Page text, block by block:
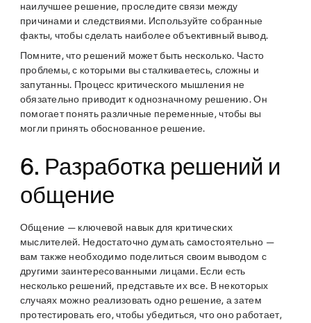
наилучшее решение, проследите связи между
причинами и следствиями. Используйте собранные
факты, чтобы сделать наиболее объективный вывод.
Помните, что решений может быть несколько. Часто
проблемы, с которыми вы сталкиваетесь, сложны и
запутанны. Процесс критического мышления не
обязательно приводит к однозначному решению. Он
помогает понять различные переменные, чтобы вы
могли принять обоснованное решение.
6. Разработка решений и
общение
Общение — ключевой навык для критических
мыслителей. Недостаточно думать самостоятельно —
вам также необходимо поделиться своим выводом с
другими заинтересованными лицами. Если есть
несколько решений, представьте их все. В некоторых
случаях можно реализовать одно решение, а затем
протестировать его, чтобы убедиться, что оно работает,